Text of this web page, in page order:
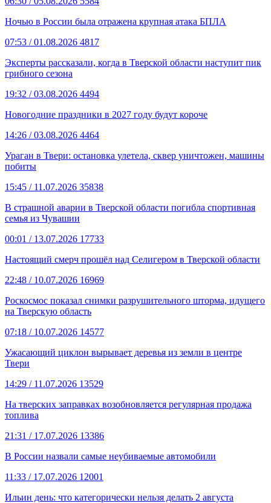
Ночью в России была отражена крупная атака БПЛА
07:53 / 01.08.2026 4817
Эксперты рассказали, когда в Тверской области наступит пик
грибного сезона
19:32 / 03.08.2026 4494
Новогодние праздники в 2027 году будут короче
14:26 / 03.08.2026 4464
Ураган в Твери: остановка улетела, сквер уничтожен, машины
побиты
15:45 / 11.07.2026 35838
В страшной аварии в Тверской области погибла спортивная
семья из Чувашии
00:01 / 13.07.2026 17733
Настоящий смерч прошёл над Селигером в Тверской области
22:48 / 10.07.2026 16969
Роскосмос показал снимки разрушительного шторма, идущего
на Тверскую область
07:18 / 10.07.2026 14577
Ужасающий циклон вырывает деревья из земли в центре
Твери
14:29 / 11.07.2026 13529
На тверских заправках возобновляется регулярная продажа
топлива
21:31 / 17.07.2026 13386
В России назвали самые неубиваемые автомобили
11:33 / 17.07.2026 12001
Ильин день: что категорически нельзя делать 2 августа